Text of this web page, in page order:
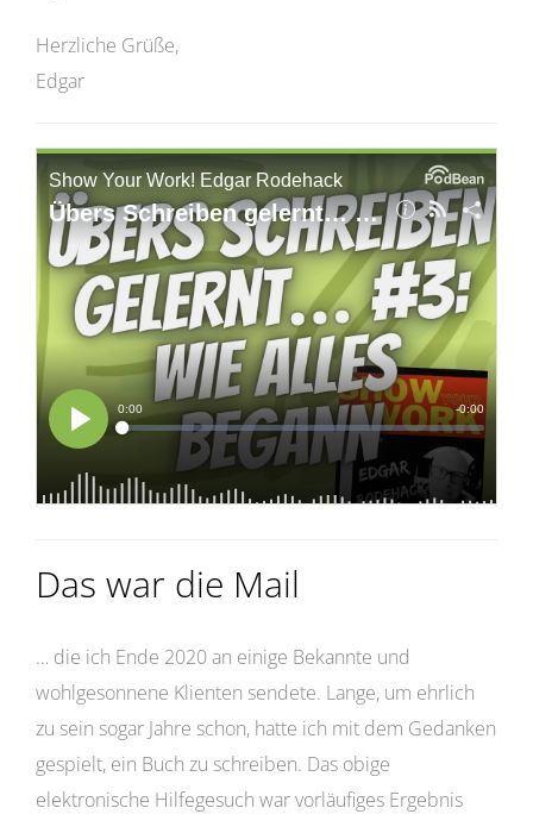
Herzliche Grüße,
Edgar
Das war die Mail
… die ich Ende 2020 an einige Bekannte und
wohlgesonnene Klienten sendete. Lange, um ehrlich
zu sein sogar Jahre schon, hatte ich mit dem Gedanken
gespielt, ein Buch zu schreiben. Das obige
elektronische Hilfegesuch war vorläufiges Ergebnis